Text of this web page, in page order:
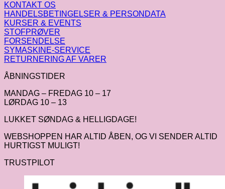
KONTAKT OS
HANDELSBETINGELSER & PERSONDATA
KURSER & EVENTS
STOFPRØVER
FORSENDELSE
SYMASKINE-SERVICE
RETURNERING AF VARER
ÅBNINGSTIDER
MANDAG – FREDAG 10 – 17
LØRDAG 10 – 13
LUKKET SØNDAG & HELLIGDAGE!
WEBSHOPPEN HAR ALTID ÅBEN, OG VI SENDER ALTID
HURTIGST MULIGT!
TRUSTPILOT